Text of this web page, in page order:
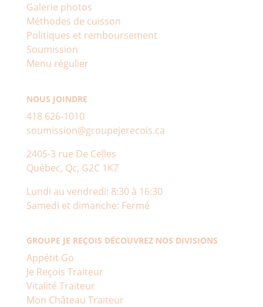
Galerie photos
Méthodes de cuisson
Politiques et remboursement
Soumission
Menu régulier
NOUS JOINDRE
418 626-1010
soumission@groupejerecois.ca
2405-3 rue De Celles
Québec, Qc, G2C 1K7
Lundi au vendredi: 8:30 à 16:30
Samedi et dimanche: Fermé
GROUPE JE REÇOIS DÉCOUVREZ NOS DIVISIONS
Appétit Go
Je Reçois Traiteur
Vitalité Traiteur
Mon Château Traiteur